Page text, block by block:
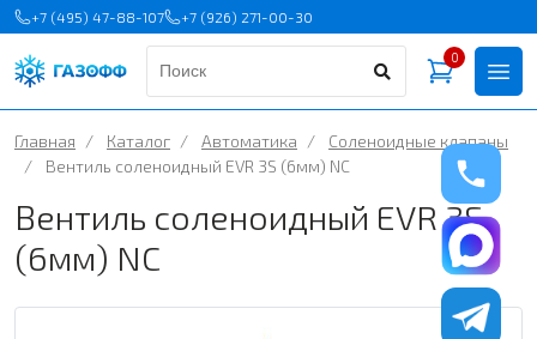
+7 (495) 47-88-107 +7 (926) 271-00-30
0
Главная / Каталог / Автоматика /
Соленоидные клапаны
/
Вентиль соленоидный EVR 3S (6мм) NC
Вентиль соленоидный EVR 3S
(6мм) NC